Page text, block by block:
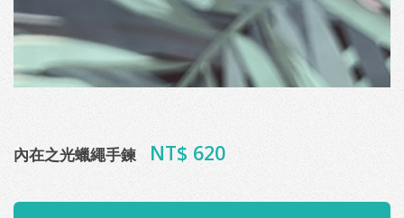
內在之光蠟繩手鍊 NT$ 620